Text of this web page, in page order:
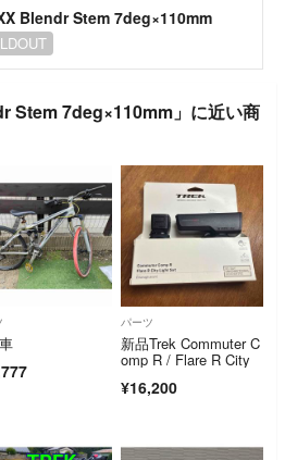
Blendr Stem 7deg×110mm
Stem 7deg×110mm」に近い商
パーツ
新品Trek Commuter C
omp R / Flare R City
¥16,200